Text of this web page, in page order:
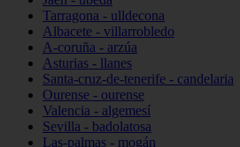
Tarragona - ulldecona
Albacete - villarrobledo
A-coruña - arzúa
Asturias - llanes
Santa-cruz-de-tenerife - candelaria
Ourense - ourense
Valencia - algemesí
Sevilla - badolatosa
Las-palmas - mogán